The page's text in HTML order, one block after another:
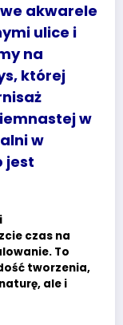
akwarele
ulice i
na
której
w
w
jest
czas na
To
tworzenia,
ale i